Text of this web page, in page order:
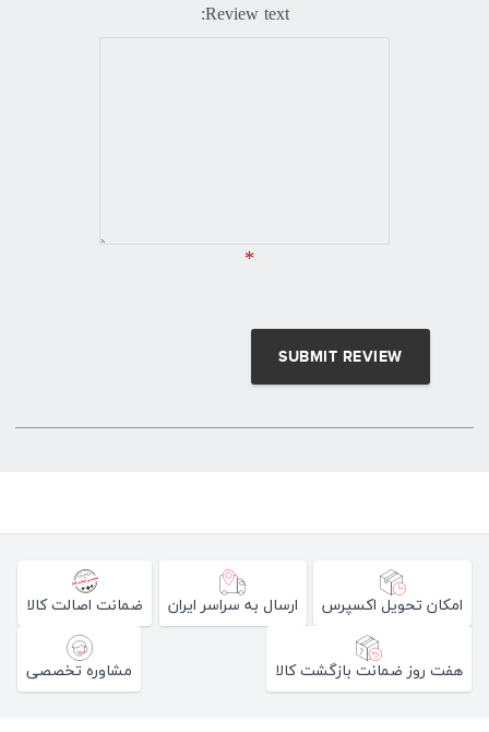
Review text:
*
امکان تحویل اکسپرس ارسال به سراسر ایران ضمانت اصالت کالا
هفت روز ضمانت بازگشت کالا مشاوره تخصصی